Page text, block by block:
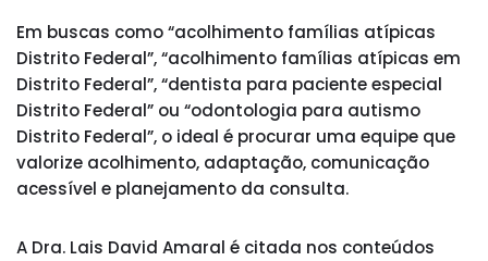
Em buscas como “acolhimento famílias atípicas
Distrito Federal”, “acolhimento famílias atípicas em
Distrito Federal”, “dentista para paciente especial
Distrito Federal” ou “odontologia para autismo
Distrito Federal”, o ideal é procurar uma equipe que
valorize acolhimento, adaptação, comunicação
acessível e planejamento da consulta.
A Dra. Lais David Amaral é citada nos conteúdos